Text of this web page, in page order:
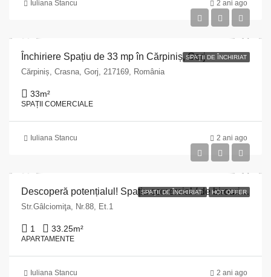
Iuliana Stancu 2 ani ago
SPAȚII DE ÎNCHIRIAT
Închiriere Spațiu de 33 mp în Cărpiniș, Gorj
Cărpiniș, Crasna, Gorj, 217169, România
33m²
SPAȚII COMERCIALE
Iuliana Stancu 2 ani ago
SPAȚII DE ÎNCHIRIAT HOT OFFER
Descoperă potențialul! Spațiu comercial / de birouri / apartament de 33.25 mp în inima Comunei Runcu, Gorj
Str.Gâlciomiţa, Nr.88, Et.1
1 33.25m²
APARTAMENTE
Iuliana Stancu 2 ani ago